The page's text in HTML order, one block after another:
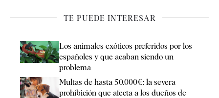
TE PUEDE INTERESAR
Los animales exóticos preferidos por los
españoles y que acaban siendo un
problema
Multas de hasta 50.000€: la severa
prohibición que afecta a los dueños de